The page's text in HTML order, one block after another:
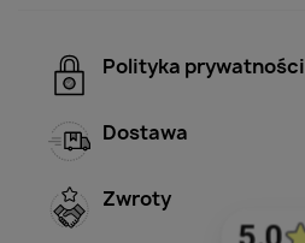
Polityka prywatności
Dostawa
Zwroty